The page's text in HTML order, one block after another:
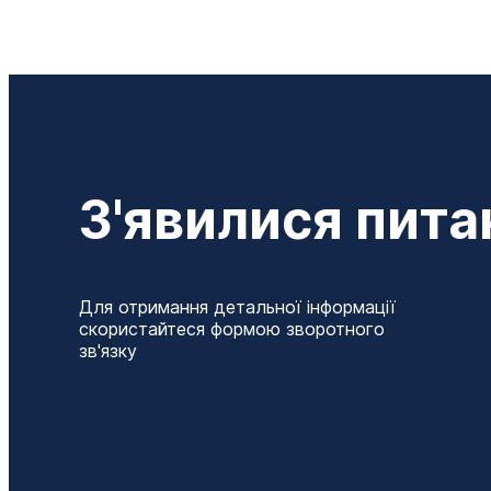
З'явилися
Для отримання детальної інформації
скористайтеся формою зворотного
зв'язку